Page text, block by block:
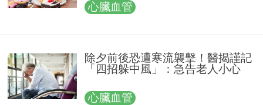
心臟血管
除夕前後恐遭寒流襲擊！醫揭謹記
「四招躲中風」：急告老人小心
心臟血管